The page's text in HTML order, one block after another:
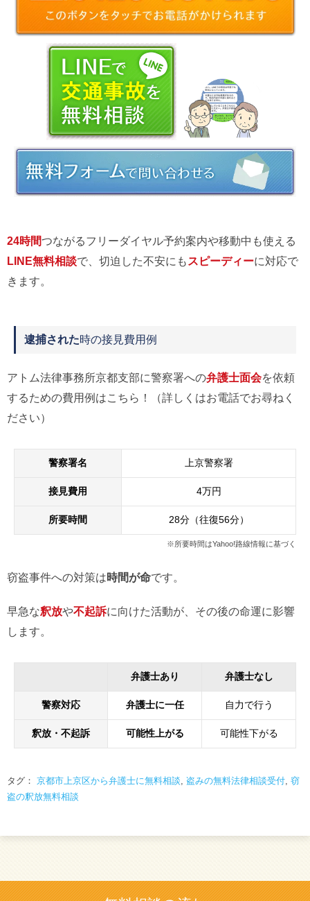
24時間つながるフリーダイヤル予約案内や移動中も使える
LINE無料相談で、切迫した不安にも スピーディーに対応で
きます。
逮捕された時の接見費用例
アトム法律事務所京都支部に警察署への弁護士面会を依頼
するための費用例はこちら！（詳しくはお電話でお尋ねく
ださい）
警察署名 上京警察署
接見費用 4万円
所要時間 28分（往復56分）
※所要時間はYahoo!路線情報に基づく
窃盗事件への対策は時間が命です。
早急な釈放や不起訴に向けた活動が、その後の命運に影響
します。
弁護士あり 弁護士なし
警察対応 弁護士に一任 自力で行う
釈放・不起訴 可能性上がる 可能性下がる
タグ： 京都市上京区から弁護士に無料相談, 盗みの無料法律相談受付, 窃
盗の釈放無料相談